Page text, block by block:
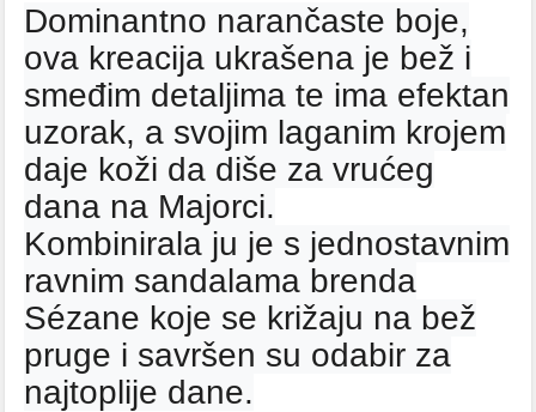
Dominantno narančaste boje,
ova kreacija ukrašena je bež i
smeđim detaljima te ima efektan
uzorak, a svojim laganim krojem
daje koži da diše za vrućeg
dana na Majorci.
Kombinirala ju je s jednostavnim
ravnim sandalama brenda
Sézane koje se križaju na bež
pruge i savršen su odabir za
najtoplije dane.